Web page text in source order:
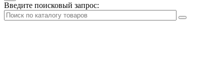
Введите поисковый запрос: